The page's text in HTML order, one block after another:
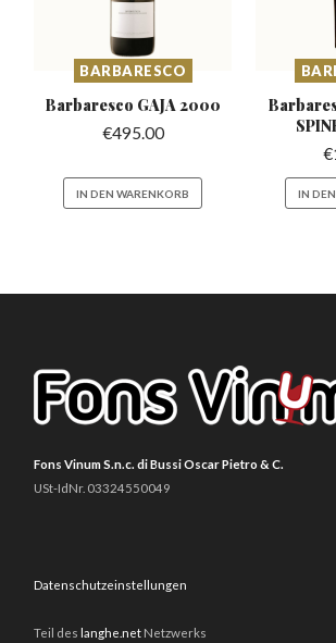
BARBARESCO
Barbaresco GAJA 2000
€495.00
IN DEN WARENKORB
€
IN
Fons Vinum S.n.c. di Bussi Oscar Pietro & C.
USt-IdNr. 03324550049
Datenschutzeinstellungen
Teil deslanghe.net Netzwerks